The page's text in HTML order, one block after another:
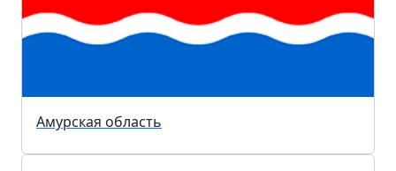
Амурская область